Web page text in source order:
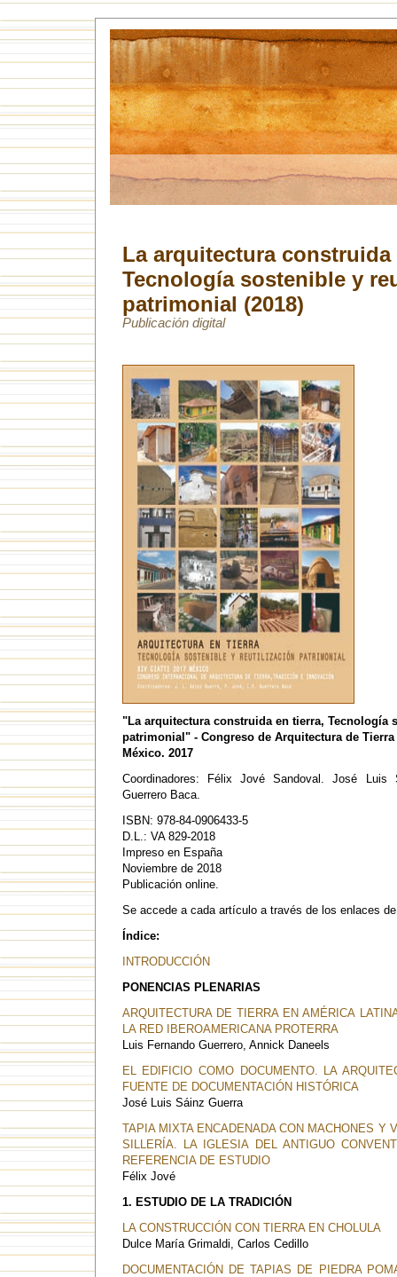
La arquitectura construida
Tecnología sostenible y
patrimonial (2018)
Publicación digital
"La arquitectura construida en tierra, Tecnología
patrimonial" - Congreso de Arquitectura de
México. 2017
Coordinadores: Félix Jové Sandoval. José Luis
Guerrero Baca.
ISBN: 978-84-0906433-5
D.L.: VA 829-2018
Impreso en España
Noviembre de 2018
Publicación online.
Se accede a cada artículo a través de los enlaces
Índice:
INTRODUCCIÓN
PONENCIAS PLENARIAS
ARQUITECTURA DE TIERRA EN AMÉRICA
LA RED IBEROAMERICANA PROTERRA
Luis Fernando Guerrero, Annick Daneels
EL EDIFICIO COMO DOCUMENTO. LA
FUENTE DE DOCUMENTACIÓN HISTÓRICA
José Luis Sáinz Guerra
TAPIA MIXTA ENCADENADA CON MACHONES Y
SILLERÍA. LA IGLESIA DEL ANTIGUO
REFERENCIA DE ESTUDIO
Félix Jové
1. ESTUDIO DE LA TRADICIÓN
LA CONSTRUCCIÓN CON TIERRA EN CHOLULA
Dulce María Grimaldi, Carlos Cedillo
DOCUMENTACIÓN DE TAPIAS DE PIEDRA